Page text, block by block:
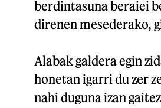
berdintasuna beraiei
direnen mesederako,
Alabak galdera egin
honetan igarri du zer
nahi duguna izan